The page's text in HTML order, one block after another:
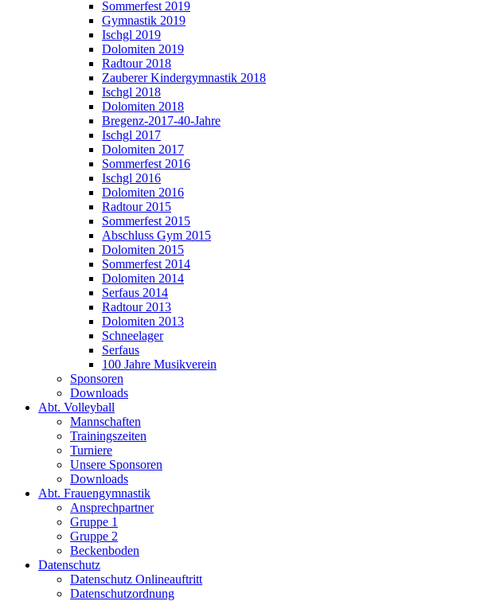
Sommerfest 2019
Gymnastik 2019
Ischgl 2019
Dolomiten 2019
Radtour 2018
Zauberer Kindergymnastik 2018
Ischgl 2018
Dolomiten 2018
Bregenz-2017-40-Jahre
Ischgl 2017
Dolomiten 2017
Sommerfest 2016
Ischgl 2016
Dolomiten 2016
Radtour 2015
Sommerfest 2015
Abschluss Gym 2015
Dolomiten 2015
Sommerfest 2014
Dolomiten 2014
Serfaus 2014
Radtour 2013
Dolomiten 2013
Schneelager
Serfaus
100 Jahre Musikverein
Sponsoren
Downloads
Abt. Volleyball
Mannschaften
Trainingszeiten
Turniere
Unsere Sponsoren
Downloads
Abt. Frauengymnastik
Ansprechpartner
Gruppe 1
Gruppe 2
Beckenboden
Datenschutz
Datenschutz Onlineauftritt
Datenschutzordnung